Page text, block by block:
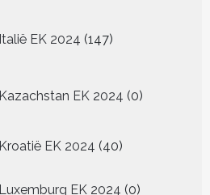
Italië EK 2024 147
producten
Kazachstan EK 2024 0
producten
Kroatië EK 2024 4040
Luxemburg EK 2024 00